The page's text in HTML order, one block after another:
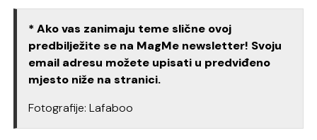
* Ako vas zanimaju teme slične ovoj
predbilježite se na MagMe newsletter! Svoju
email adresu možete upisati u predviđeno
mjesto niže na stranici.
Fotografije: Lafaboo